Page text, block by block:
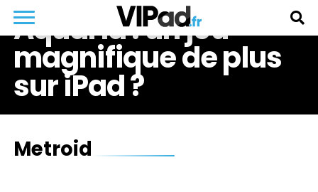
Aquaria : un jeu
magnifique de plus
sur iPad ?
Metroid